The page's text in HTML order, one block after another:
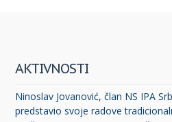
AKTIVNOSTI
Ninoslav Jovanović, član NS IPA
predstavio svoje radove